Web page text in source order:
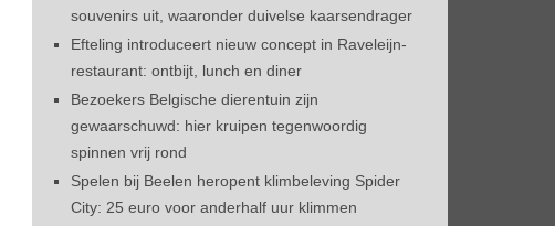
souvenirs uit, waaronder duivelse kaarsendrager
Efteling introduceert nieuw concept in Raveleijn-
restaurant: ontbijt, lunch en diner
Bezoekers Belgische dierentuin zijn
gewaarschuwd: hier kruipen tegenwoordig
spinnen vrij rond
Spelen bij Beelen heropent klimbeleving Spider
City: 25 euro voor anderhalf uur klimmen